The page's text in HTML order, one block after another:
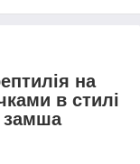
на
в стилі
замша